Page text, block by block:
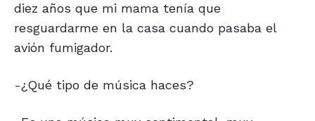
diez años que mi mama tenía que
resguardarme en la casa cuando pasaba el
avión fumigador.
-¿Qué tipo de música haces?